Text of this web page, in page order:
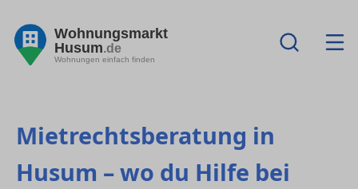
Wohnungsmarkt
Husum.de
Wohnungen einfach finden
Mietrechtsberatung in
Husum – wo du Hilfe bei